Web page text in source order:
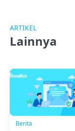
ARTIKEL
Lainnya
Berita